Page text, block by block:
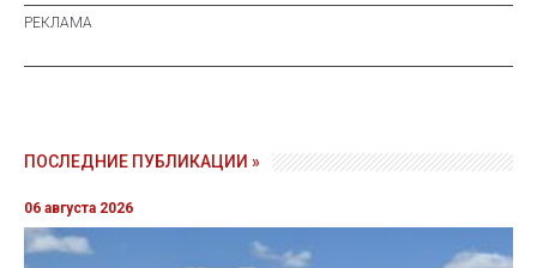
ПОСЛЕДНИЕ ПУБЛИКАЦИИ »
06 августа 2026